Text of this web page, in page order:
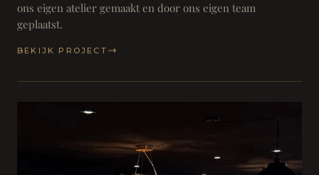
ons eigen atelier gemaakt en door ons eigen team
geplaatst.
BEKIJK PROJECT